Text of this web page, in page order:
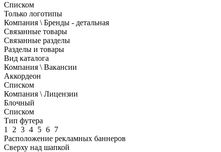
Списком
Только логотипы
Компания \ Бренды - детальная
Связанные товары
Связанные разделы
Разделы и товары
Вид каталога
Компания \ Вакансии
Аккордеон
Списком
Компания \ Лицензии
Блочный
Списком
Тип футера
1
2 3 4 5 6 7
Расположение рекламных баннеров
Сверху над шапкой